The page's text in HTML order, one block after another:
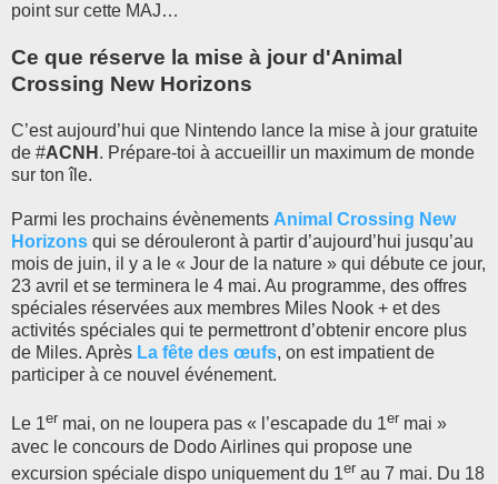
point sur cette MAJ…
Ce que réserve la mise à jour d'Animal
Crossing New Horizons
C’est aujourd’hui que Nintendo lance la mise à jour gratuite
de #ACNH . Prépare-toi à accueillir un maximum de monde
sur ton île.
Parmi les prochains évènements Animal Crossing New
Horizons qui se dérouleront à partir d’aujourd’hui jusqu’au
mois de juin, il y a le « Jour de la nature » qui débute ce jour,
23 avril et se terminera le 4 mai. Au programme, des offres
spéciales réservées aux membres Miles Nook + et des
activités spéciales qui te permettront d’obtenir encore plus
de Miles. Après La fête des œufs, on est impatient de
participer à ce nouvel événement.
Le 1er mai, on ne loupera pas « l’escapade du 1er mai »
avec le concours de Dodo Airlines qui propose une
excursion spéciale dispo uniquement du 1er au 7 mai. Du 18